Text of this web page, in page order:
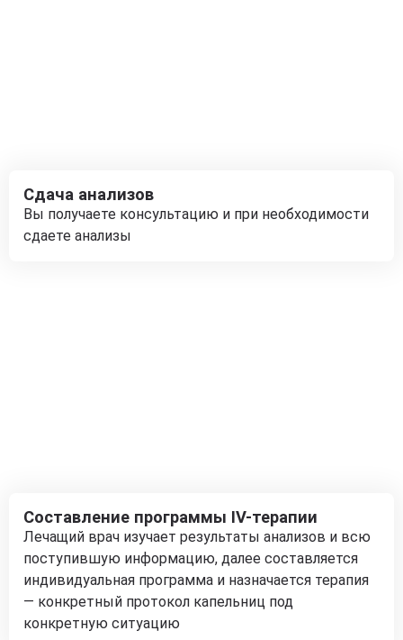
Сдача анализов
Вы получаете консультацию и при необходимости
сдаете анализы
Составление программы IV-терапии
Лечащий врач изучает результаты анализов и всю
поступившую информацию, далее составляется
индивидуальная программа и назначается терапия
— конкретный протокол капельниц под
конкретную ситуацию